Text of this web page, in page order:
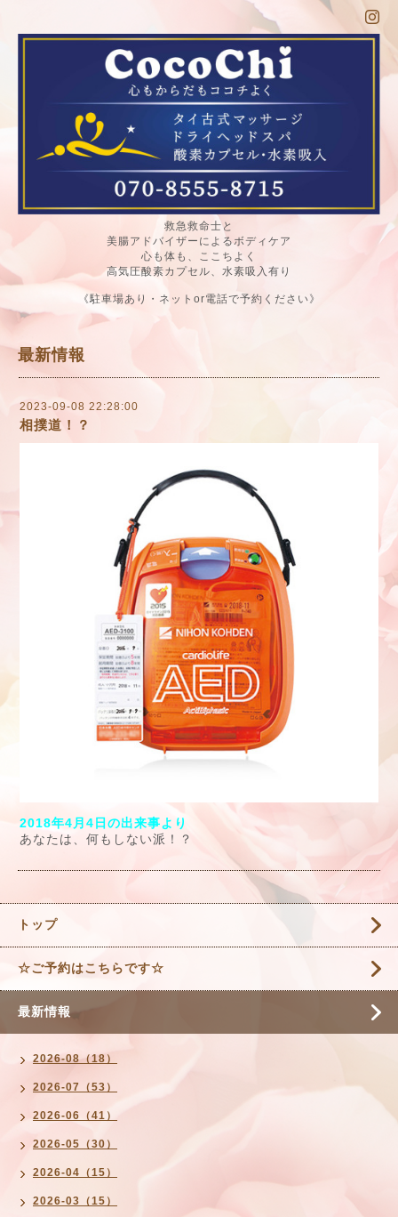
救急救命士と
美腸アドバイザーによるボディケア
心も体も、ここちよく
高気圧酸素カプセル、水素吸入有り
《駐車場あり・ネットor電話で予約ください》
最新情報
2023-09-08 22:28:00
相撲道！？
2018年4月4日の出来事より
あなたは、何もしない派！？
トップ
☆ご予約はこちらです☆
最新情報
2026-08（18）
2026-07（53）
2026-06（41）
2026-05（30）
2026-04（15）
2026-03（15）